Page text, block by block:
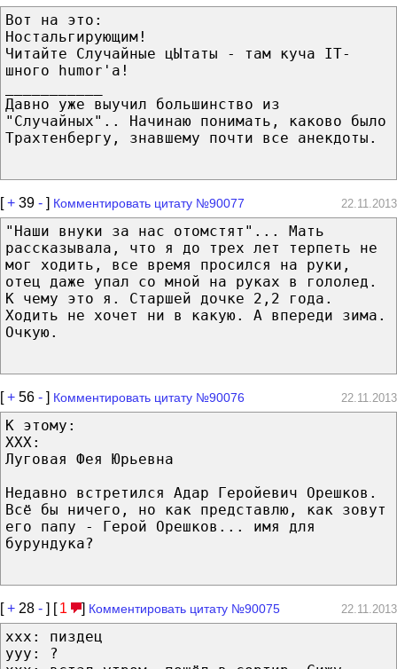
Вот на это:
Ностальгирующим!
Читайте Случайные цЫтаты - там куча IT-
шного humor'а!
Давно уже выучил большинство из
"Случайных".. Начинаю понимать, каково было
Трахтенбергу, знавшему почти все анекдоты.
[+ 39 - ] Комментировать цитату №90077 22.11.2013
"Наши внуки за нас отомстят"... Мать
рассказывала, что я до трех лет терпеть не
мог ходить, все время просился на руки,
отец даже упал со мной на руках в гололед.
К чему это я. Старшей дочке 2,2 года.
Ходить не хочет ни в какую. А впереди зима.
Очкую.
[+ 56 - ] Комментировать цитату №90076 22.11.2013
К этому:
ХХХ:
Луговая Фея Юрьевна
Недавно встретился Адар Геройевич Орешков.
Всё бы ничего, но как представлю, как зовут
его папу - Герой Орешков... имя для
бурундука?
[+ 28 - ] [ 1 ] Комментировать цитату №90075 22.11.2013
xxx: пиздец
yyy: ?